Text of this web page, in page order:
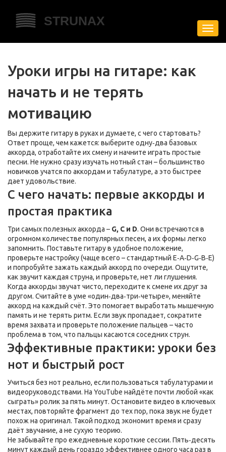
Уроки игры на гитаре: как
начать и не терять
мотивацию
Вы держите гитару в руках и думаете, с чего стартовать?
Ответ проще, чем кажется: выберите одну‑два базовых
аккорда, отработайте их смену и начните играть простые
песни. Не нужно сразу изучать нотный стан – большинство
новичков учатся по аккордам и табулатуре, а это быстрее
дает удовольствие.
С чего начать: первые аккорды и
простая практика
Три самых полезных аккорда – G, C и D. Они встречаются в
огромном количестве популярных песен, а их формы легко
запомнить. Поставьте гитару в удобное положение,
проверьте настройку (чаще всего – стандартный E‑A‑D‑G‑B‑E)
и попробуйте зажать каждый аккорд по очереди. Ощутите,
как звучит каждая струна, и проверьте, нет ли глушения.
Когда аккорды звучат чисто, переходите к смене их друг за
другом. Считайте в уме «один‑два‑три‑четыре», меняйте
аккорд на каждый счёт. Это помогает выработать мышечную
память и не терять ритм. Если звук пропадает, сократите
время захвата и проверьте положение пальцев – часто
проблема в том, что пальцы касаются соседних струн.
Эффективные практики: уроки без
нот и быстрый рост
Учиться без нот реально, если пользоваться табулатурами и
видеоруководствами. На YouTube найдёте почти любой «как
сыграть» ролик за пять минут. Остановите видео в ключевых
местах, повторяйте фрагмент до тех пор, пока звук не будет
похож на оригинал. Такой подход экономит время и сразу
даёт звучание, а не сухую теорию.
Не забывайте про ежедневные короткие сессии. Пять‑десять
минут каждый день гораздо эффективнее одного часа раз в